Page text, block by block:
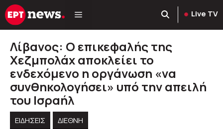
Μετάβαση
σε
Live TV
Λίβανος: Ο επικεφαλής της
Χεζμπολάχ αποκλείει το
ενδεχόμενο η οργάνωση «να
συνθηκολογήσει» υπό την απειλή
του Ισραήλ
ΕΙΔΗΣΕΙΣ
ΔΙΕΘΝΗ